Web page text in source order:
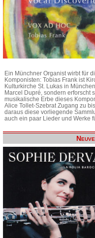
Ein Münchner Organist wirbt für
Komponisten: Tobias Frank ist
Kulturkirche St. Lukas in
Marcel Dupré, sondern erforscht
musikalische Erbe dieses
Alice Tollet-Szebrat Zugang zu
daraus diese vorliegende
auch ein paar Lieder und Werke